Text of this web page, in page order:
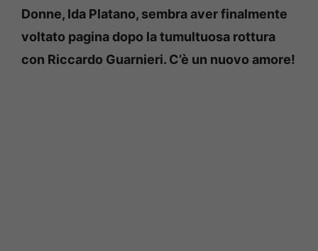
Donne, Ida Platano, sembra aver finalmente
voltato pagina dopo la tumultuosa rottura
con Riccardo Guarnieri. C’è un nuovo amore!